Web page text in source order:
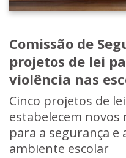
Comissão de
projetos de lei
violência nas
Cinco projetos de
estabelecem
para a segurança e
ambiente escolar